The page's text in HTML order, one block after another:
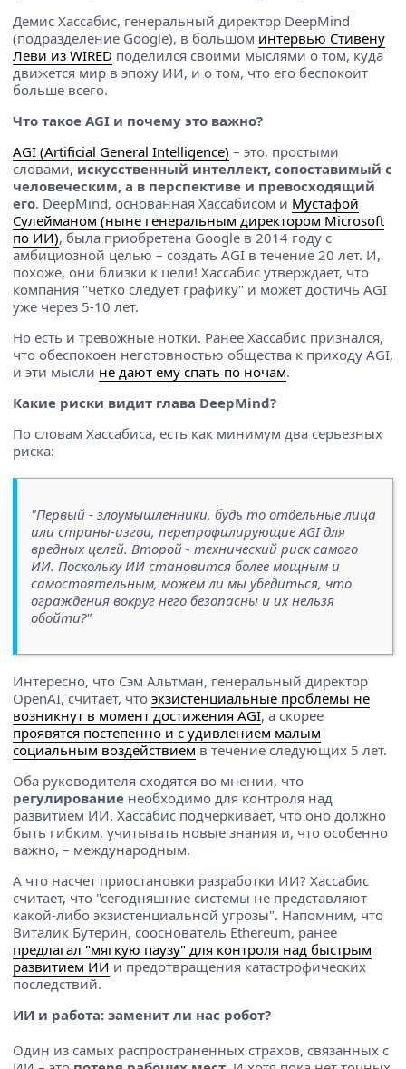
Демис Хассабис, генеральный директор DeepMind
(подразделение Google), в большом интервью Стивену
Леви из WIRED поделился своими мыслями о том, куда
движется мир в эпоху ИИ, и о том, что его беспокоит
больше всего.
Что такое AGI и почему это важно?
AGI (Artificial General Intelligence) – это, простыми
словами, искусственный интеллект, сопоставимый с
человеческим, а в перспективе и превосходящий
его. DeepMind, основанная Хассабисом и Мустафой
Сулейманом (ныне генеральным директором Microsoft
по ИИ), была приобретена Google в 2014 году с
амбициозной целью – создать AGI в течение 20 лет. И,
похоже, они близки к цели! Хассабис утверждает, что
компания "четко следует графику" и может достичь AGI
уже через 5-10 лет.
Но есть и тревожные нотки. Ранее Хассабис признался,
что обеспокоен неготовностью общества к приходу AGI,
и эти мысли не дают ему спать по ночам.
Какие риски видит глава DeepMind?
По словам Хассабиса, есть как минимум два серьезных
риска:
"Первый - злоумышленники, будь то отдельные лица
или страны-изгои, перепрофилирующие AGI для
вредных целей. Второй - технический риск самого
ИИ. Поскольку ИИ становится более мощным и
самостоятельным, можем ли мы убедиться, что
ограждения вокруг него безопасны и их нельзя
обойти?"
Интересно, что Сэм Альтман, генеральный директор
OpenAI, считает, что экзистенциальные проблемы не
возникнут в момент достижения AGI, а скорее
проявятся постепенно и с удивлением малым
социальным воздействием в течение следующих 5 лет.
Оба руководителя сходятся во мнении, что
регулирование необходимо для контроля над
развитием ИИ. Хассабис подчеркивает, что оно должно
быть гибким, учитывать новые знания и, что особенно
важно, – международным.
А что насчет приостановки разработки ИИ? Хассабис
считает, что "сегодняшние системы не представляют
какой-либо экзистенциальной угрозы". Напомним, что
Виталик Бутерин, сооснователь Ethereum, ранее
предлагал "мягкую паузу" для контроля над быстрым
развитием ИИ и предотвращения катастрофических
последствий.
ИИ и работа: заменит ли нас робот?
Один из самых распространенных страхов, связанных с